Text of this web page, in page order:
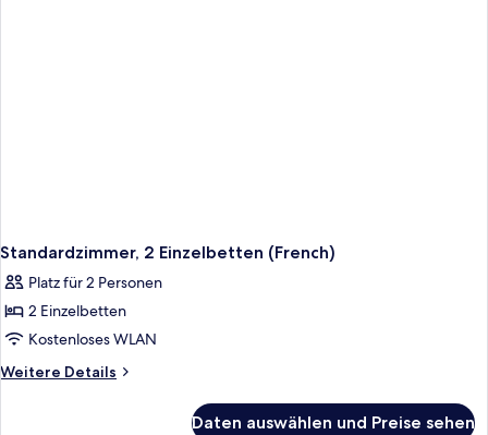
Standardzimmer, 2 Einzelbetten (French)
Platz für 2 Personen
2 Einzelbetten
Kostenloses WLAN
Weitere Details
Weitere
Daten auswählen und Preise sehen